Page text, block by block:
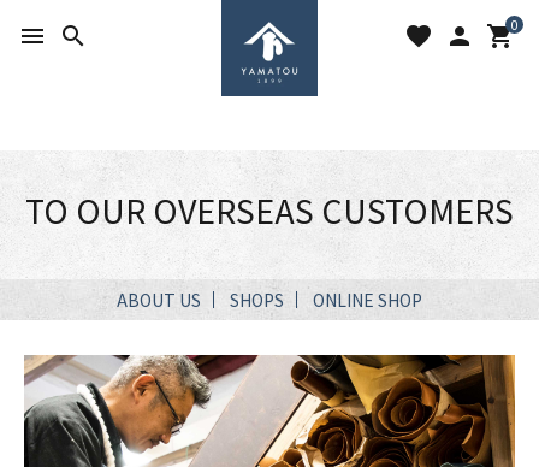
menu search favorite person 0
shopping_cart
ようこそ ゲスト 様
meeting_room ログイン person 新規会員登録
TO OUR OVERSEAS CUSTOMERS
ABOUT US SHOPS ONLINE SHOP